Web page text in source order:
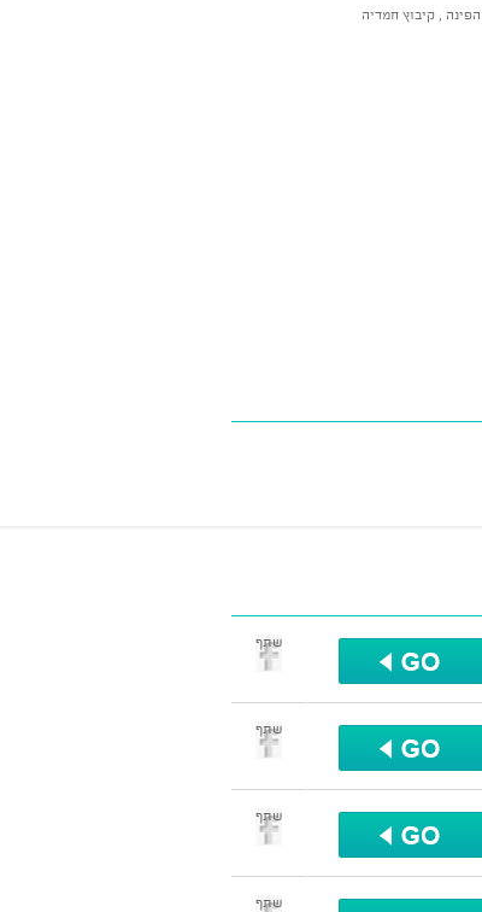
, קיבוץ חמדיה
שתף
שתף
שתף
שתף